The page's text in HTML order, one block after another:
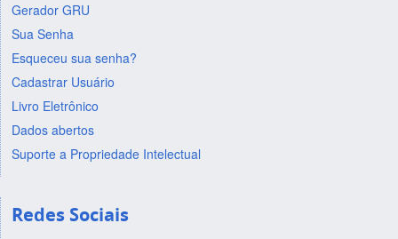
Gerador GRU
Sua Senha
Esqueceu sua senha?
Cadastrar Usuário
Livro Eletrônico
Dados abertos
Suporte a Propriedade Intelectual
Redes Sociais